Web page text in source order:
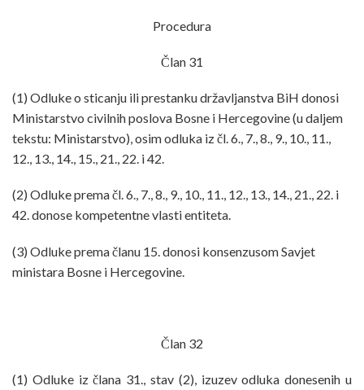
Procedura
Član 31
(1) Odluke o sticanju ili prestanku državljanstva BiH donosi
Ministarstvo civilnih poslova Bosne i Hercegovine (u daljem
tekstu: Ministarstvo), osim odluka iz čl. 6., 7., 8., 9., 10., 11.,
12., 13., 14., 15., 21., 22. i 42.
(2) Odluke prema čl. 6., 7., 8., 9., 10., 11., 12., 13., 14., 21., 22. i
42. donose kompetentne vlasti entiteta.
(3) Odluke prema članu 15. donosi konsenzusom Savjet
ministara Bosne i Hercegovine.
Član 32
(1) Odluke iz člana 31., stav (2), izuzev odluka donesenih u